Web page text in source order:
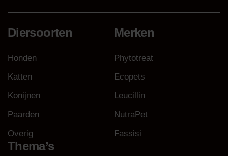
Diersoorten
Honden
Katten
Konijnen
Paarden
Overig
Merken
Phytotreat
Ecopets
Leucillin
NutraPet
Fassisi
Thema’s